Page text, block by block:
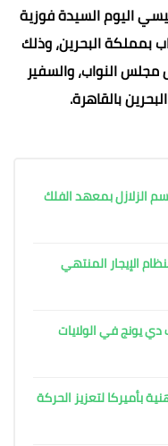
اليوم السيدة فوزية
بمملكة البحرين، وذلك
النواب، والسفير
بالقاهرة.
الزلازل بمعهد الفلك
سكنية بنظام الإيجار المنتهي
يونج في الولايات
بأميركا لتعزيز الحركة